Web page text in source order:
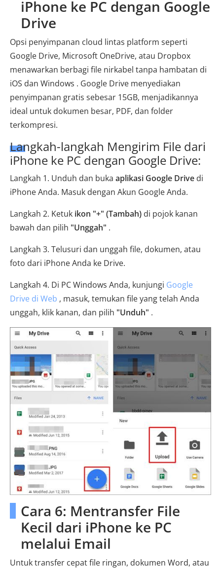
iPhone ke PC dengan Google
Drive
Opsi penyimpanan cloud lintas platform seperti
Google Drive, Microsoft OneDrive, atau Dropbox
menawarkan berbagi file nirkabel tanpa hambatan di
iOS dan Windows . Google Drive menyediakan
penyimpanan gratis sebesar 15GB, menjadikannya
ideal untuk dokumen besar, PDF, dan folder
terkompresi.
Langkah-langkah Mengirim File dari
iPhone ke PC dengan Google Drive:
Langkah 1. Unduh dan buka aplikasi Google Drive di
iPhone Anda. Masuk dengan Akun Google Anda.
Langkah 2. Ketuk ikon "+" (Tambah) di pojok kanan
bawah dan pilih "Unggah" .
Langkah 3. Telusuri dan unggah file, dokumen, atau
foto dari iPhone Anda ke Drive.
Langkah 4. Di PC Windows Anda, kunjungi Google
Drive di Web , masuk, temukan file yang telah Anda
unggah, klik kanan, dan pilih "Unduh" .
Cara 6: Mentransfer File
Kecil dari iPhone ke PC
melalui Email
Untuk transfer cepat file ringan, dokumen Word, atau